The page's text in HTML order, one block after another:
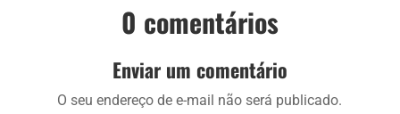
0 comentários
Enviar um comentário
O seu endereço de e-mail não será publicado.